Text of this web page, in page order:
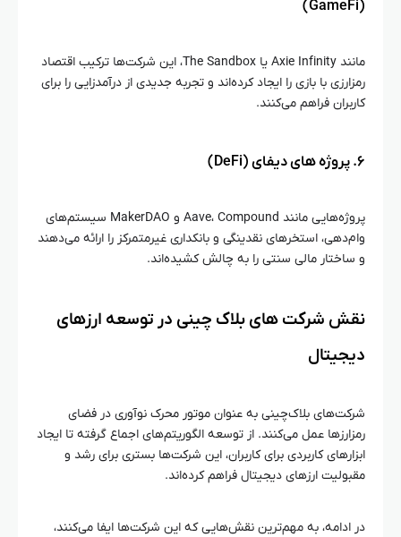
(GameFi)
مانند Axie Infinity یا The Sandbox، این شرکت‌ها ترکیب اقتصاد
رمزارزی با بازی را ایجاد کرده‌اند و تجربه جدیدی از درآمدزایی را برای
کاربران فراهم می‌کنند.
۶. پروژه‌ های دیفای (DeFi)
پروژه‌هایی مانند Aave، Compound و MakerDAO سیستم‌های
وام‌دهی، استخرهای نقدینگی و بانکداری غیرمتمرکز را ارائه می‌دهند
و ساختار مالی سنتی را به چالش کشیده‌اند.
نقش شرکت‌ های بلاک‌ چینی در توسعه ارزهای
دیجیتال
شرکت‌های بلاک‌چینی به عنوان موتور محرک نوآوری در فضای
رمزارزها عمل می‌کنند. از توسعه الگوریتم‌های اجماع گرفته تا ایجاد
ابزارهای کاربردی برای کاربران، این شرکت‌ها بستری برای رشد و
مقبولیت ارزهای دیجیتال فراهم کرده‌اند.
در ادامه، به مهم‌ترین نقش‌هایی که این شرکت‌ها ایفا می‌کنند،